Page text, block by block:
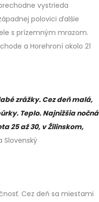
vystrieda
polovici ďalšie
s prízemným mrazom.
a Horehroní okolo 21
zrážky. Cez deň malá,
Teplo. Najnižšia nočná
25 až 30, v Žilinskom,
Slovenský
Cez deň sa miestami